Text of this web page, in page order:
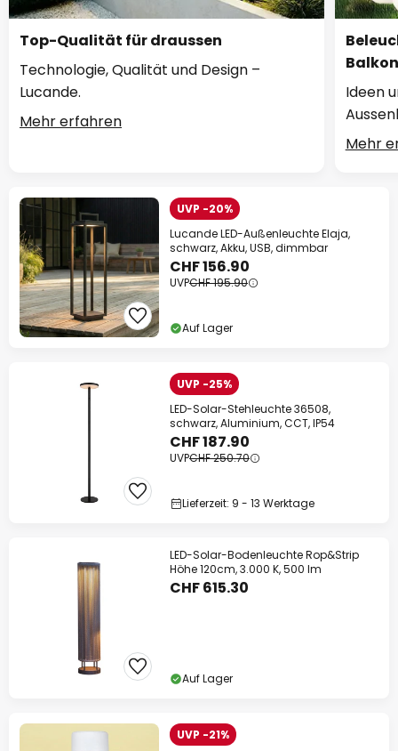
Top-Qualität für draussen
Technologie, Qualität und Design –
Lucande.
Mehr erfahren
Balkon
Ideen
Mehr
UVP -20%
Lucande LED-Außenleuchte Elaja,
schwarz, Akku, USB, dimmbar
CHF 156.90
UVPCHF 195.90
Auf Lager
UVP -25%
LED-Solar-Stehleuchte 36508,
schwarz, Aluminium, CCT, IP54
CHF 187.90
UVPCHF 250.70
Lieferzeit: 9 - 13 Werktage
LED-Solar-Bodenleuchte Rop&Strip
Höhe 120cm, 3.000 K, 500 lm
CHF 615.30
Auf Lager
UVP -21%